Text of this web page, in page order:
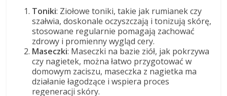
Toniki: Ziołowe toniki, takie jak rumianek czy
szałwia, doskonale oczyszczają i tonizują skórę,
stosowane regularnie pomagają zachować
zdrowy i promienny wygląd cery.
Maseczki: Maseczki na bazie ziół, jak pokrzywa
czy nagietek, można łatwo przygotować w
domowym zaciszu, maseczka z nagietka ma
działanie łagodzące i wspiera proces
regeneracji skóry.